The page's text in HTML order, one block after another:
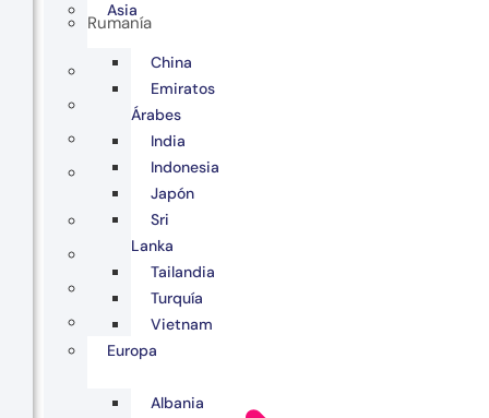
Rumanía
Asia
China
Emiratos
Árabes
India
Indonesia
Japón
Sri
Lanka
Tailandia
Turquía
Vietnam
Europa
Albania